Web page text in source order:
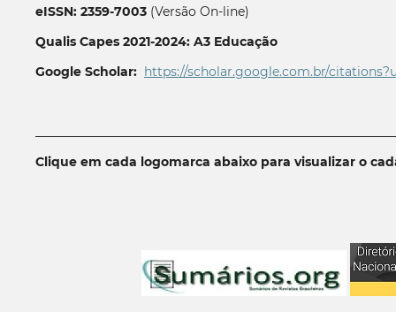
eISSN: 2359-7003(Versão On-line)
Qualis Capes 2021-2024: A3 Educação
Google Scholar: https://scholar.google.com.br/
Clique em cada logomarca abaixo para visualizar o